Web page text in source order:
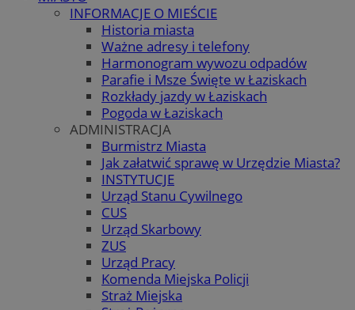
INFORMACJE O MIEŚCIE
Historia miasta
Ważne adresy i telefony
Harmonogram wywozu odpadów
Parafie i Msze Święte w Łaziskach
Rozkłady jazdy w Łaziskach
Pogoda w Łaziskach
ADMINISTRACJA
Burmistrz Miasta
Jak załatwić sprawę w Urzędzie Miasta?
INSTYTUCJE
Urząd Stanu Cywilnego
CUS
Urząd Skarbowy
ZUS
Urząd Pracy
Komenda Miejska Policji
Straż Miejska